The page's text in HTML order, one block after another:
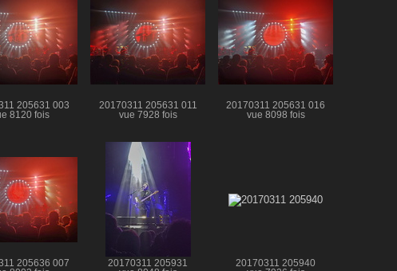
205631 003
8120 fois
20170311 205631 011
vue 7928 fois
20170311 205631 016
vue 8098 fois
205636 007
20170311 205931
20170311 205940